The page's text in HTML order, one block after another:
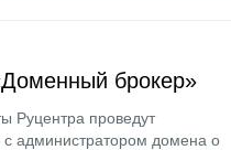
брокер»
Руцентра проведут
с администратором домена о